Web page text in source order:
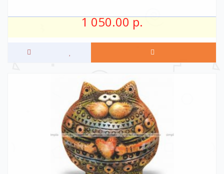
1 050.00 р.